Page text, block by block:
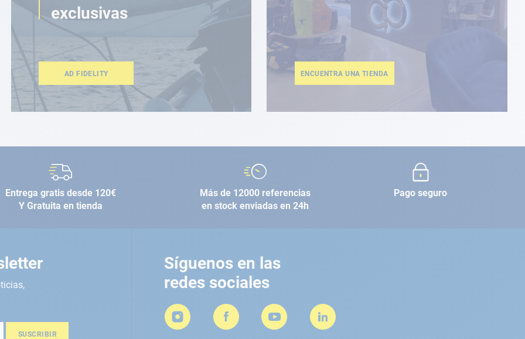
exclusivas
AD FIDELITY ENCUENTRA UNA TIENDA
Entrega gratis desde 120€
Y Gratuita en tienda
Más de 12000 referencias
en stock enviadas en 24h
Pago seguro
SUSCRIBIR
Síguenos en las
redes sociales